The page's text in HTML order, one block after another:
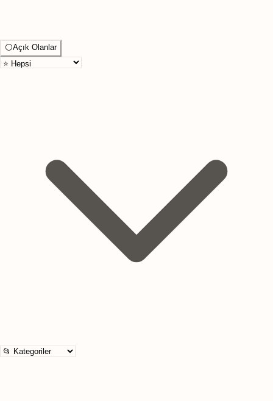
⚪Açık Olanlar